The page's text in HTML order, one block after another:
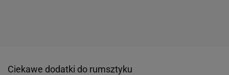
Ciekawe dodatki do rumsztyku